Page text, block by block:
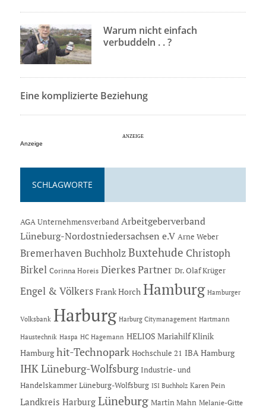
Warum nicht einfach
verbuddeln . . ?
Eine komplizierte Beziehung
Anzeige
SCHLAGWORTE
AGA Unternehmensverband Arbeitgeberverband
Lüneburg-Nordostniedersachsen e.V Arne Weber
Bremerhaven Buchholz Buxtehude Christoph
Birkel Corinna Horeis Dierkes Partner Dr. Olaf Krüger
Engel & Völkers Frank Horch Hamburg Hamburger
Volksbank Harburg Harburg Citymanagement Hartmann
Haustechnik Haspa HC Hagemann HELIOS Mariahilf Klinik
Hamburg hit-Technopark Hochschule 21 IBA Hamburg
IHK Lüneburg-Wolfsburg Industrie- und
Handelskammer Lüneburg-Wolfsburg ISI Buchholz Karen Pein
Landkreis Harburg Lüneburg Martin Mahn Melanie-Gitte